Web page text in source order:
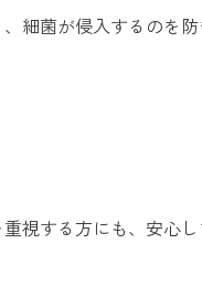
細菌が侵入するのを
視する方にも、安心